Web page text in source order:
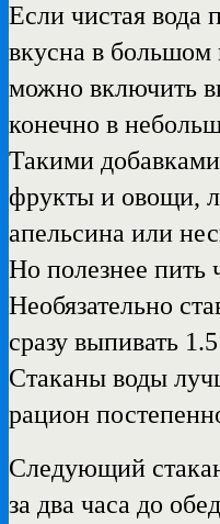
Если чистая вода
вкусна в большом
можно включить
конечно в
Такими
фрукты и овощи,
апельсина или
Но полезнее пить
Необязательно
сразу выпивать
Стаканы воды
рацион
Следующий
за два часа до